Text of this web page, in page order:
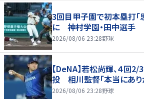
3回目甲子園で初本塁打「
に 神村学園・田中選手
2026/08/06 23:28野球
【DeNA】若松尚輝、４回
投 相川監督「本当にあり
2026/08/06 23:28野球